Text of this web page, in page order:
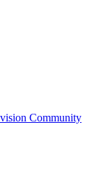
Community